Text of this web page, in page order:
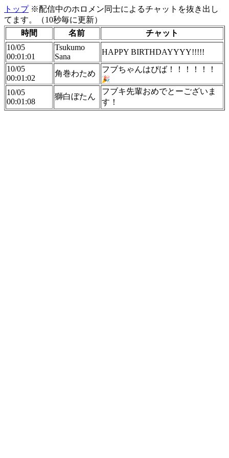
トップ※配信中のホロメン同士によるチャットを抜き出し
てます。（10秒毎に更新）
時間
名前
チャット
10/05
00:01:01
Tsukumo
Sana
HAPPY BIRTHDAYYYY!!!!!
10/05
00:01:02
角巻わため フブちゃんはぴば！！！！！！
10/05
00:01:08
獅白ぼたん
フブキ先輩おめでとーございま
す！